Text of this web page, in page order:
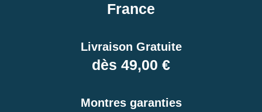
France
Livraison Gratuite
dès 49,00 €
Montres garanties